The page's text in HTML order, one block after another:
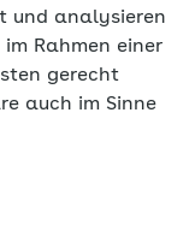
und analysieren
Rahmen einer
gerecht
auch im Sinne